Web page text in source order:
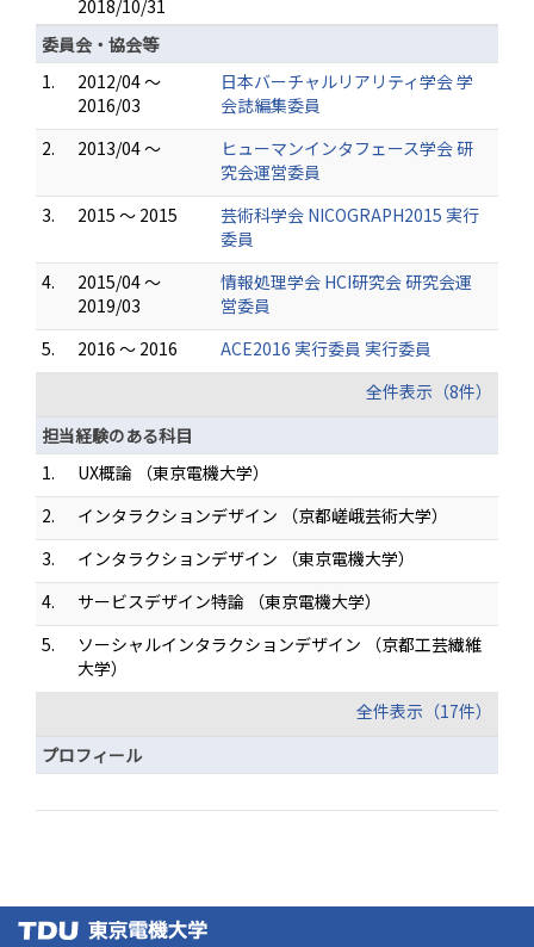
2018/10/31
委員会・協会等
1.
2012/04 ～
2016/03
日本バーチャルリアリティ学会 学
会誌編集委員
2.
2013/04 ～
ヒューマンインタフェース学会 研
究会運営委員
3.
2015 ～ 2015
芸術科学会 NICOGRAPH2015 実行
委員
4.
2015/04 ～
2019/03
情報処理学会 HCI研究会 研究会運
営委員
5.
2016 ～ 2016
ACE2016 実行委員 実行委員
全件表示（8件）
担当経験のある科目
1.
UX概論 （東京電機大学）
2.
インタラクションデザイン （京都嵯峨芸術大学）
3.
インタラクションデザイン （東京電機大学）
4.
サービスデザイン特論 （東京電機大学）
5.
ソーシャルインタラクションデザイン （京都工芸繊維
大学）
全件表示（17件）
プロフィール